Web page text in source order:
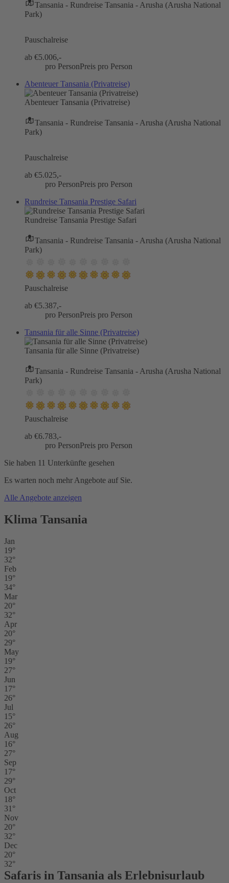
Tansania - Rundreise Tansania - Arusha (Arusha National
Park)
Pauschalreise
ab €5.006,-
pro PersonPreis pro Person
Abenteuer Tansania (Privatreise)
Abenteuer Tansania (Privatreise)
Tansania - Rundreise Tansania - Arusha (Arusha National
Park)
Pauschalreise
ab €5.025,-
pro PersonPreis pro Person
Rundreise Tansania Prestige Safari
Rundreise Tansania Prestige Safari
Tansania - Rundreise Tansania - Arusha (Arusha National
Park)
Pauschalreise
ab €5.387,-
pro PersonPreis pro Person
Tansania für alle Sinne (Privatreise)
Tansania für alle Sinne (Privatreise)
Tansania - Rundreise Tansania - Arusha (Arusha National
Park)
Pauschalreise
ab €6.783,-
pro PersonPreis pro Person
Sie haben 11 Unterkünfte gesehen
Es warten noch mehr Angebote auf Sie.
Alle Angebote anzeigen
Klima Tansania
Jan
19°
32°
Feb
19°
34°
Mar
20°
32°
Apr
20°
29°
May
19°
27°
Jun
17°
26°
Jul
15°
26°
Aug
16°
27°
Sep
17°
29°
Oct
18°
31°
Nov
20°
32°
Dec
20°
32°
Safaris in Tansania als Erlebnisurlaub